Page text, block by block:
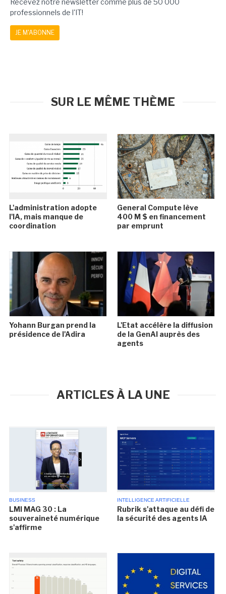
Recevez notre newsletter comme plus de 50 000
professionnels de l'IT!
JE M'ABONNE
SUR LE MÊME THÈME
L'administration adopte
l'IA, mais manque de
coordination
General Compute lève
400 M $ en financement
par emprunt
Yohann Burgan prend la
présidence de l'Adira
L'Etat accélère la diffusion
de la GenAI auprès des
agents
ARTICLES À LA UNE
BUSINESS
LMI MAG 30 : La
souveraineté numérique
s'affirme
INTELLIGENCE ARTIFICIELLE
Rubrik s'attaque au défi de
la sécurité des agents IA